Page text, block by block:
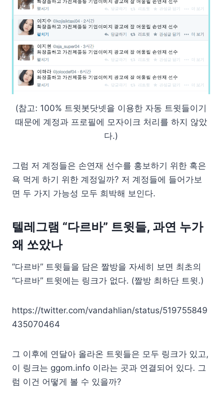
(참고: 100% 트윗봇닷넷을 이용한 자동 트윗들이기
때문에 계정과 프로필에 모자이크 처리를 하지 않았
다.)
그럼 저 계정들은 손연재 선수를 홍보하기 위한 혹은
욕 먹게 하기 위한 계정일까? 저 계정들에 들어가보
면 두 가지 가능성 모두 희박해 보인다.
텔레그램 “다르바” 트윗들, 과연 누가
왜 쏘았나
“다르바” 트윗들을 담은 짤방을 자세히 보면 최초의
“다르바” 트윗에는 링크가 없다. (짤방 최하단 트윗.)
https://twitter.com/vandahlian/status/519755849
435070464
그 이후에 연달아 올라온 트윗들은 모두 링크가 있고,
이 링크는 ggom.info 이라는 곳과 연결되어 있다. 그
럼 이건 어떻게 볼 수 있을까?